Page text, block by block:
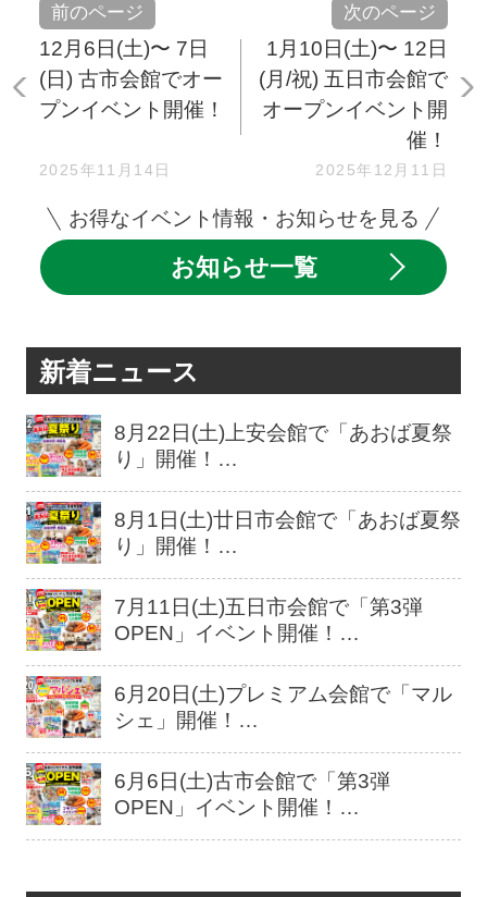
前のページ
12月6日(土)〜 7日
(日) 古市会館でオー
プンイベント開催！
2025年11月14日
次のページ
1月10日(土)〜 12日
(月/祝) 五日市会館で
オープンイベント開
催！
2025年12月11日
お得なイベント情報・お知らせを見る
お知らせ一覧
新着ニュース
8月22日(土)上安会館で「あおば夏祭
り」開催！…
8月1日(土)廿日市会館で「あおば夏祭
り」開催！…
7月11日(土)五日市会館で「第3弾
OPEN」イベント開催！…
6月20日(土)プレミアム会館で「マル
シェ」開催！…
6月6日(土)古市会館で「第3弾
OPEN」イベント開催！…